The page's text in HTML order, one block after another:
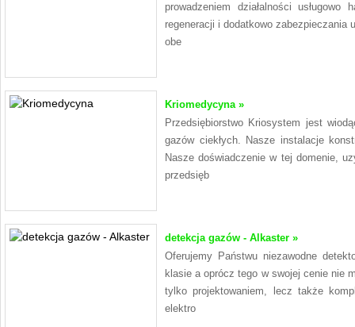
prowadzeniem działalności usługowo
regeneracji i dodatkowo zabezpieczania
obe
Kriomedycyna »
Przedsiębiorstwo Kriosystem jest
gazów ciekłych. Nasze instalacje
Nasze doświadczenie w tej domenie,
przedsięb
detekcja gazów - Alkaster »
Oferujemy Państwu niezawodne
klasie a oprócz tego w swojej cenie nie
tylko projektowaniem, lecz także
elektro